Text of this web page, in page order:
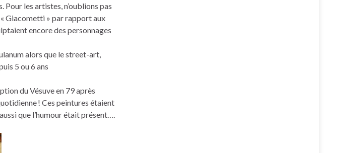
les artistes, n’oublions pas
Giacometti » par rapport aux
encore des personnages
alors que le street-art,
5 ou 6 ans
du Vésuve en 79 après
! Ces peintures étaient
que l’humour était présent….